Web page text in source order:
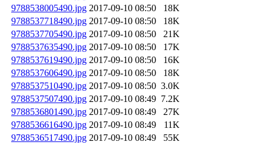
9788538005490.jpg 2017-09-10 08:50
18K
9788537718490.jpg 2017-09-10 08:50
18K
9788537705490.jpg 2017-09-10 08:50
21K
9788537635490.jpg 2017-09-10 08:50
17K
9788537619490.jpg 2017-09-10 08:50
16K
9788537606490.jpg 2017-09-10 08:50
18K
9788537510490.jpg 2017-09-10 08:50 3.0K
9788537507490.jpg 2017-09-10 08:49 7.2K
9788536801490.jpg 2017-09-10 08:49
27K
9788536616490.jpg 2017-09-10 08:49
11K
9788536517490.jpg 2017-09-10 08:49
55K